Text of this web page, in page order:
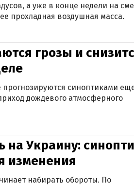
а уже в конце недели на
прохладная воздушная масса.
грозы и
синоптиками
дождевого атмосферного
Украину:
изменения
набирать обороты. По